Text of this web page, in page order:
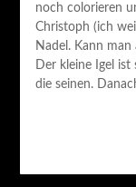
noch colorieren
Christoph (ich
Nadel. Kann
Der kleine Igel ist
die seinen.